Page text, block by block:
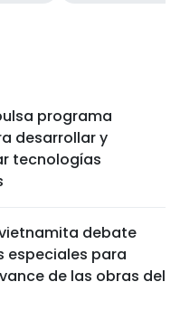
programa
desarrollar y
tecnologías
debate
especiales para
de las obras del